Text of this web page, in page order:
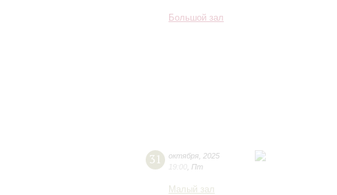
Большой зал
31 октября 2025
19:00 Пт
Малый зал